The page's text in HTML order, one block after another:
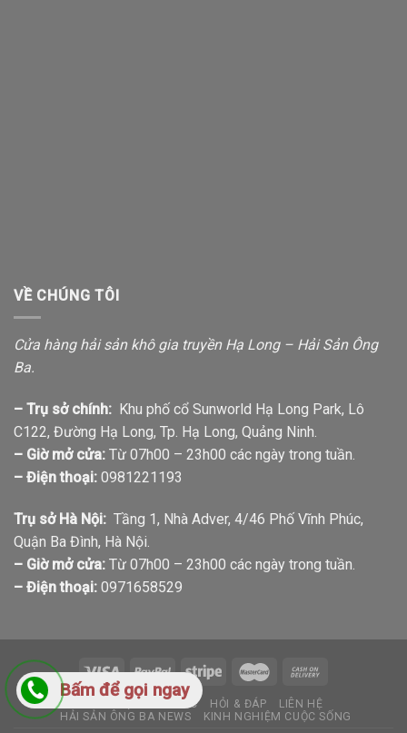
VỀ CHÚNG TÔI
Cửa hàng hải sản khô gia truyền Hạ Long – Hải Sản Ông
Ba.
– Trụ sở chính: Khu phố cổ Sunworld Hạ Long Park, Lô
C122, Đường Hạ Long, Tp. Hạ Long, Quảng Ninh.
– Giờ mở cửa: Từ 07h00 – 23h00 các ngày trong tuần.
– Điện thoại: 0981221193
Trụ sở Hà Nội: Tầng 1, Nhà Adver, 4/46 Phố Vĩnh Phúc,
Quận Ba Đình, Hà Nội.
– Giờ mở cửa: Từ 07h00 – 23h00 các ngày trong tuần.
– Điện thoại: 0971658529
GIỚI THIỆU TIN TỨC HỎI & ĐÁP
LIÊN HỆ
HẢI SẢN ÔNG BA NEWS
KINH NGHIỆM CUỘC SỐNG
Bấm để gọi ngay